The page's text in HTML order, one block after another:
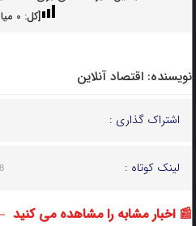
[کل: 0
نویسنده: اقتصاد آنلاین
اشتراک گذاری :
لینک کوتاه :
📰 اخبار مشابه را مشاهده می کنید